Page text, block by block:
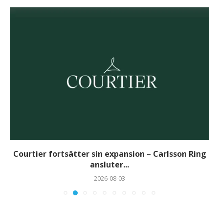
Courtier fortsätter sin expansion – Carlsson Ring
ansluter...
2026-08-03